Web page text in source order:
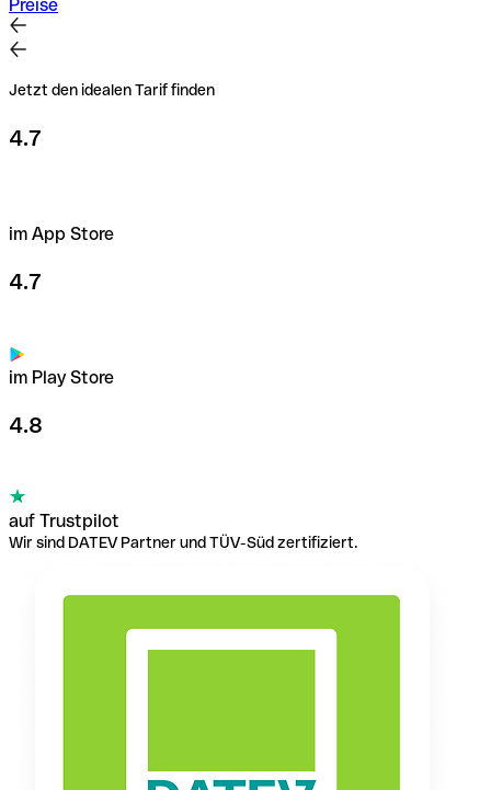
Preise
Jetzt den idealen Tarif finden
4.7
im App Store
4.7
im Play Store
4.8
auf Trustpilot
Wir sind DATEV Partner und TÜV-Süd zertifiziert.